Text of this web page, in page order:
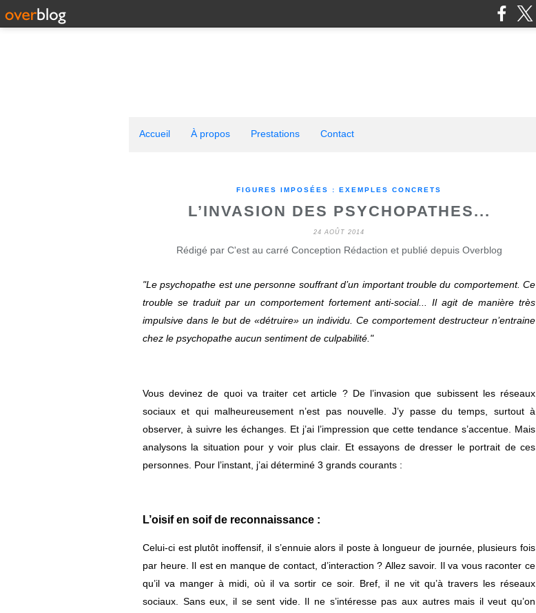
Accueil À propos Prestations Contact
FIGURES IMPOSÉES : EXEMPLES CONCRETS
L’INVASION DES PSYCHOPATHES...
24 AOÛT 2014
Rédigé par C'est au carré Conception Rédaction et publié depuis Overblog
"Le psychopathe est une personne souffrant d’un important trouble du comportement. Ce
trouble se traduit par un comportement fortement anti-social... Il agit de manière très
impulsive dans le but de «détruire» un individu. Ce comportement destructeur n’entraine
chez le psychopathe aucun sentiment de culpabilité."
Vous devinez de quoi va traiter cet article ? De l’invasion que subissent les réseaux
sociaux et qui malheureusement n’est pas nouvelle. J’y passe du temps, surtout à
observer, à suivre les échanges. Et j’ai l’impression que cette tendance s’accentue. Mais
analysons la situation pour y voir plus clair. Et essayons de dresser le portrait de ces
personnes. Pour l’instant, j’ai déterminé 3 grands courants :
L’oisif en soif de reconnaissance :
Celui-ci est plutôt inoffensif, il s’ennuie alors il poste à longueur de journée, plusieurs fois
par heure. Il est en manque de contact, d’interaction ? Allez savoir. Il va vous raconter ce
qu’il va manger à midi, où il va sortir ce soir. Bref, il ne vit qu’à travers les réseaux
sociaux. Sans eux, il se sent vide. Il ne s’intéresse pas aux autres mais il veut qu’on